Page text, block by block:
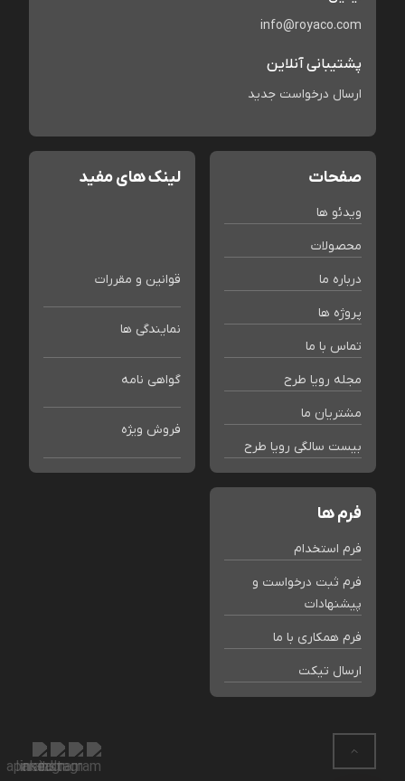
info@royaco.com
پشتیبانی آنلاین
ارسال درخواست جدید
صفحات
ویدئو ها
محصولات
درباره ما
پروژه ها
تماس با ما
مجله رویا طرح
مشتریان ما
بیست سالگی رویا طرح
لینک های مفید
قوانین و مقررات
نمایندگی ها
گواهی نامه
فروش ویژه
فرم ها
فرم استخدام
فرم ثبت درخواست و
پیشنهادات
فرم همکاری با ما
ارسال تیکت